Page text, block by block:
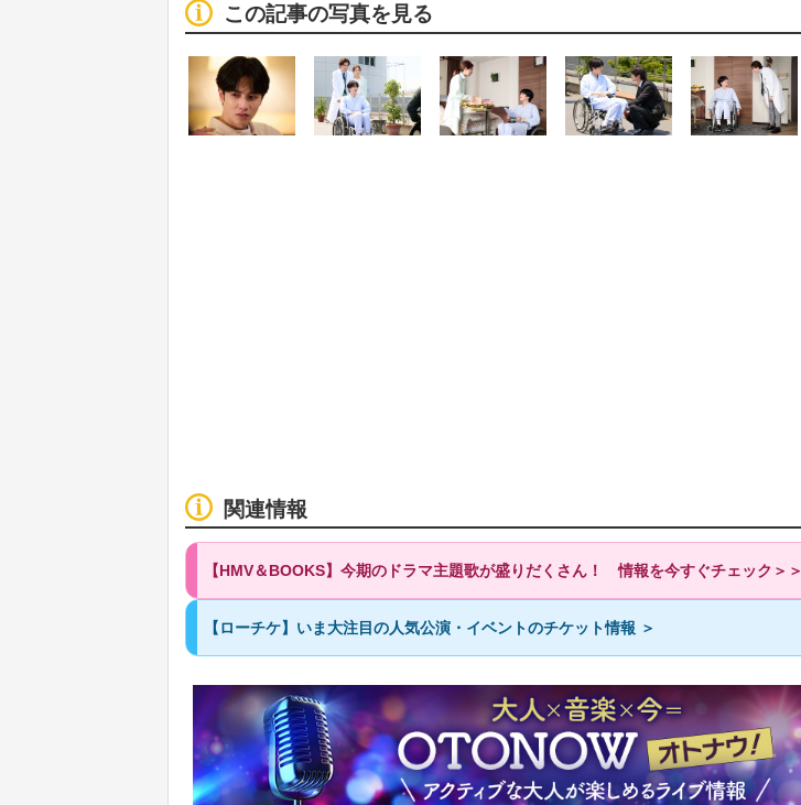
この記事の写真を見る
関連情報
【HMV＆BOOKS】今期のドラマ主題歌が盛りだくさん！ 情報を今すぐチェック＞＞
【ローチケ】いま大注目の人気公演・イベントのチケット情報 ＞